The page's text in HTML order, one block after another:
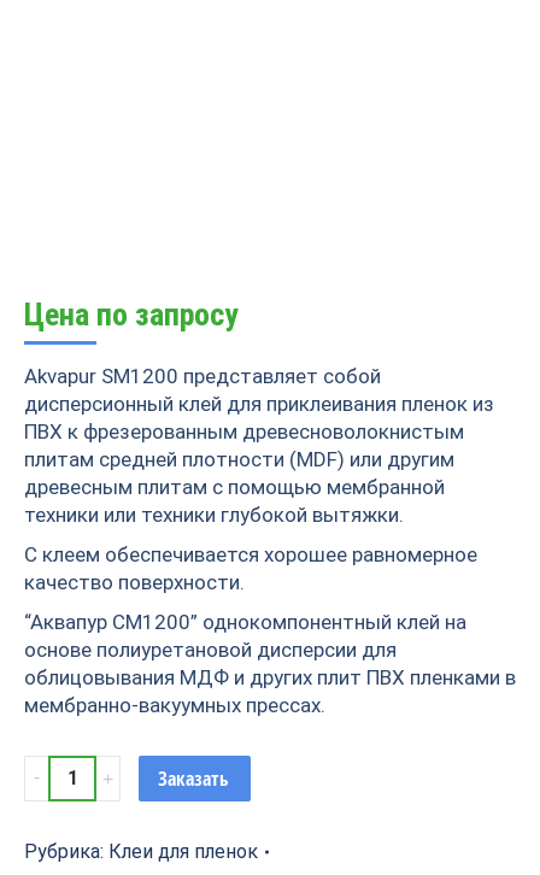
Цена по запросу
Akvapur SM1200 представляет собой
дисперсионный клей для приклеивания пленок из
ПВХ к фрезерованным древесноволокнистым
плитам средней плотности (MDF) или другим
древесным плитам с помощью мембранной
техники или техники глубокой вытяжки.
С клеем обеспечивается хорошее равномерное
качество поверхности.
“Аквапур СМ1200” однокомпонентный клей на
основе полиуретановой дисперсии для
облицовывания МДФ и других плит ПВХ пленками в
мембранно-вакуумных прессах.
Однокомпонентный
клей
SM1200
Заказать
Рубрика: Клеи для пленок